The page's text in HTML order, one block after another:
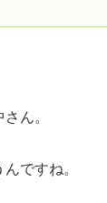
ん。
んですね。